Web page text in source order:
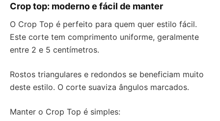
Crop top: moderno e fácil de manter
O Crop Top é perfeito para quem quer estilo fácil.
Este corte tem comprimento uniforme, geralmente
entre 2 e 5 centímetros.
Rostos triangulares e redondos se beneficiam muito
deste estilo. O corte suaviza ângulos marcados.
Manter o Crop Top é simples: